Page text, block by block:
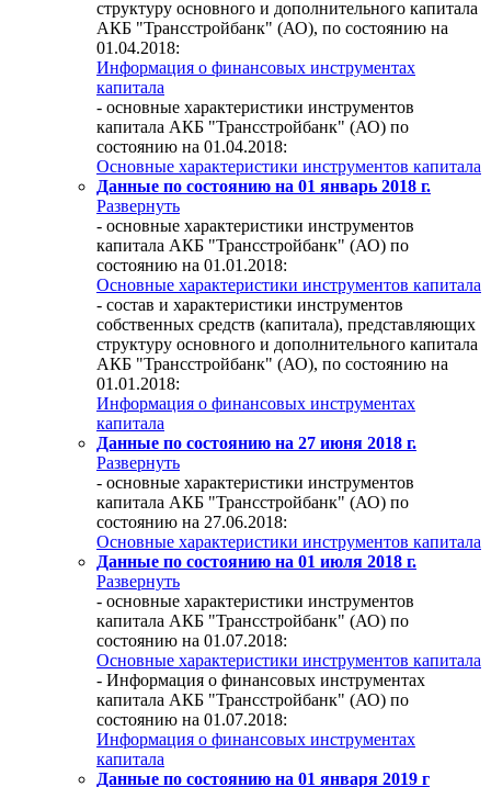
структуру основного и дополнительного капитала
АКБ "Трансстройбанк" (АО), по состоянию на
01.04.2018:
Информация о финансовых инструментах
капитала
- основные характеристики инструментов
капитала АКБ "Трансстройбанк" (АО) по
состоянию на 01.04.2018:
Основные характеристики инструментов капитала
Данные по состоянию на 01 январь 2018 г.
Развернуть
- основные характеристики инструментов
капитала АКБ "Трансстройбанк" (АО) по
состоянию на 01.01.2018:
Основные характеристики инструментов капитала
- состав и характеристики инструментов
собственных средств (капитала), представляющих
структуру основного и дополнительного капитала
АКБ "Трансстройбанк" (АО), по состоянию на
01.01.2018:
Информация о финансовых инструментах
капитала
Данные по состоянию на 27 июня 2018 г.
Развернуть
- основные характеристики инструментов
капитала АКБ "Трансстройбанк" (АО) по
состоянию на 27.06.2018:
Основные характеристики инструментов капитала
Данные по состоянию на 01 июля 2018 г.
Развернуть
- основные характеристики инструментов
капитала АКБ "Трансстройбанк" (АО) по
состоянию на 01.07.2018:
Основные характеристики инструментов капитала
- Информация о финансовых инструментах
капитала АКБ "Трансстройбанк" (АО) по
состоянию на 01.07.2018:
Информация о финансовых инструментах
капитала
Данные по состоянию на 01 января 2019 г